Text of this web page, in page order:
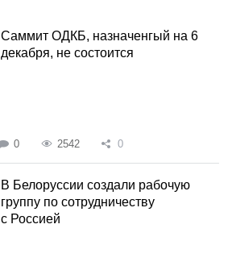
Саммит ОДКБ, назначенгый на 6
декабря, не состоится
0 2542 0
В Белоруссии создали рабочую
группу по сотрудничеству
с Россией